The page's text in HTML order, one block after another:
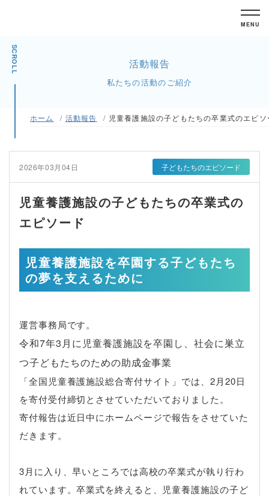
MENU
SCROLL 活動報告
私たちの活動のご紹介
ホーム 活動報告 児童養護施設の子どもたちの卒業式のエピ
2026年03月04日 子どもたちのエピソード
児童養護施設の子どもたちの卒業式の
エピソード
児童養護施設を卒園する子どもたち
の夢を支えるために
運営事務局です。
令和7年3月に児童養護施設を卒園し、社会に巣立
つ子どもたちのための助成金事業
「全国児童養護施設総合寄付サイト」では、2月20日
を寄付受付締切とさせていただいておりました。
寄付報告は近日中にホームページで報告をさせていた
だきます。
3月に入り、早いところでは高校の卒業式が執り行わ
れています。卒業式を終えると、児童養護施設の子ど